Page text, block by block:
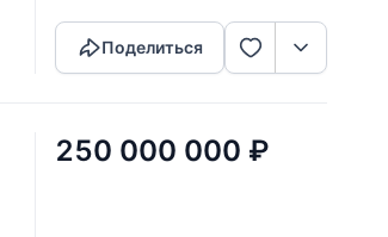
Поделиться
250 000 000 ₽